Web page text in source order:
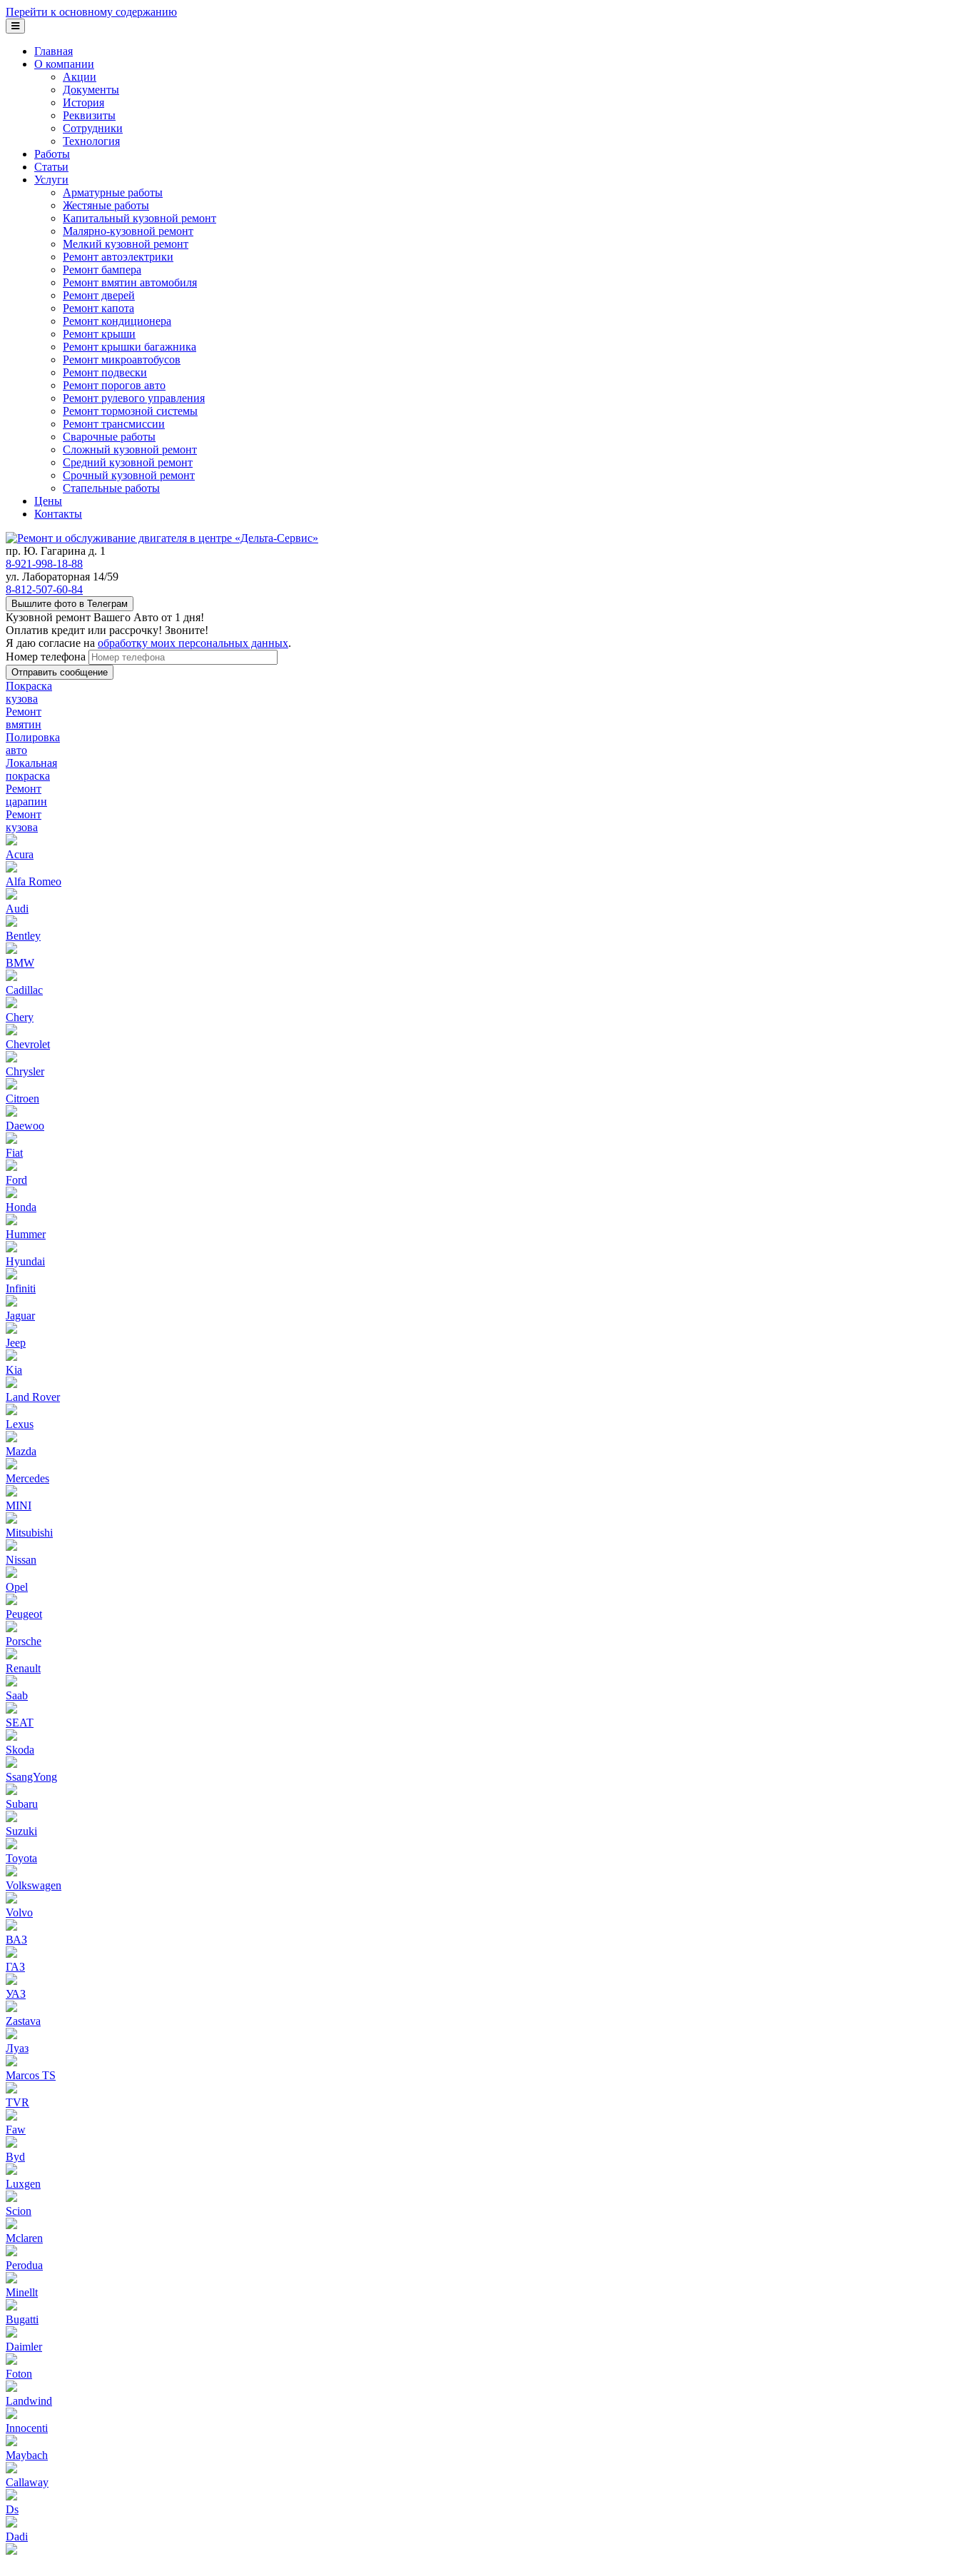
Перейти к основному содержанию
Главная
О компании
Акции
Документы
История
Реквизиты
Сотрудники
Технология
Работы
Статьи
Услуги
Арматурные работы
Жестяные работы
Капитальный кузовной ремонт
Малярно-кузовной ремонт
Мелкий кузовной ремонт
Ремонт автоэлектрики
Ремонт бампера
Ремонт вмятин автомобиля
Ремонт дверей
Ремонт капота
Ремонт кондиционера
Ремонт крыши
Ремонт крышки багажника
Ремонт микроавтобусов
Ремонт подвески
Ремонт порогов авто
Ремонт рулевого управления
Ремонт тормозной системы
Ремонт трансмиссии
Сварочные работы
Сложный кузовной ремонт
Средний кузовной ремонт
Срочный кузовной ремонт
Стапельные работы
Цены
Контакты
пр. Ю. Гагарина д. 1
8-921-998-18-88
ул. Лабораторная 14/59
8-812-507-60-84
Вышлите фото в Телеграм
Кузовной ремонт Вашего Авто от 1 дня!
Оплатив кредит или рассрочку! Звоните!
Я даю согласие на обработку моих персональных данных.
Номер телефона
Покраска
кузова
Ремонт
вмятин
Полировка
авто
Локальная
покраска
Ремонт
царапин
Ремонт
кузова
Acura
Alfa Romeo
Audi
Bentley
BMW
Cadillac
Chery
Chevrolet
Chrysler
Citroen
Daewoo
Fiat
Ford
Honda
Hummer
Hyundai
Infiniti
Jaguar
Jeep
Kia
Land Rover
Lexus
Mazda
Mercedes
MINI
Mitsubishi
Nissan
Opel
Peugeot
Porsche
Renault
Saab
SEAT
Skoda
SsangYong
Subaru
Suzuki
Toyota
Volkswagen
Volvo
ВАЗ
ГАЗ
УАЗ
Zastava
Луаз
Marcos TS
TVR
Faw
Byd
Luxgen
Scion
Mclaren
Perodua
Minellt
Bugatti
Daimler
Foton
Landwind
Innocenti
Maybach
Callaway
Ds
Dadi